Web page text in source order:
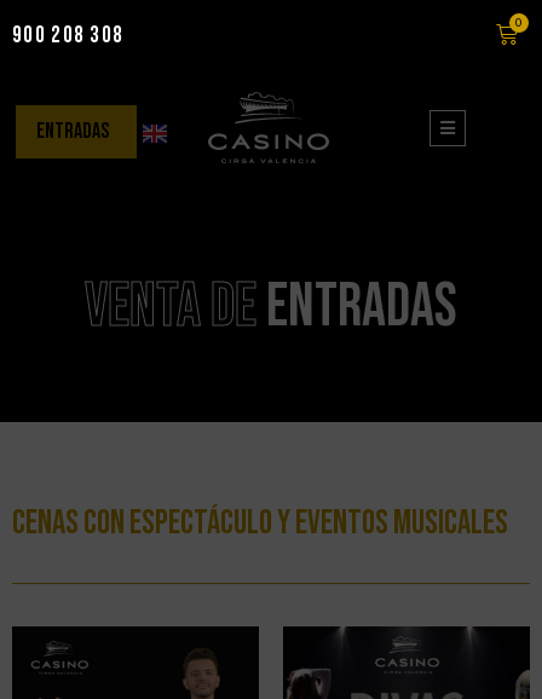
contenido
900 208 308 0
entradas
Venta deentradas
CENAS CON ESPECTÁCULO Y eventos musicales